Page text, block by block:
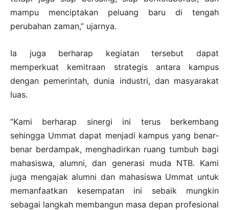
mampu menciptakan peluang baru di tengah
perubahan zaman,” ujarnya.
Ia juga berharap kegiatan tersebut dapat
memperkuat kemitraan strategis antara kampus
dengan pemerintah, dunia industri, dan masyarakat
luas.
“Kami berharap sinergi ini terus berkembang
sehingga Ummat dapat menjadi kampus yang benar-
benar berdampak, menghadirkan ruang tumbuh bagi
mahasiswa, alumni, dan generasi muda NTB. Kami
juga mengajak alumni dan mahasiswa Ummat untuk
memanfaatkan kesempatan ini sebaik mungkin
sebagai langkah membangun masa depan profesional